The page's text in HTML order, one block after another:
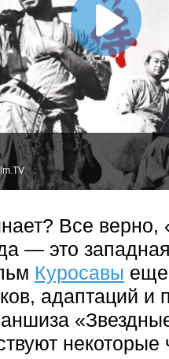
Все верно,
— это
Куросавы еще
адаптаций и